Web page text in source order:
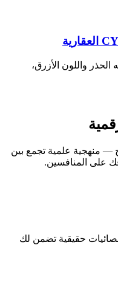
واللون الأزرق،
منهجية علمية تجمع بين
على المنافسين.
حقيقية تضمن لك